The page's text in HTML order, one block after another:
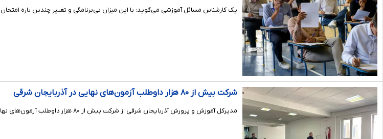
یک کارشناس مسائل آموزشی می‌گوید: با این میزان بی‌برنامگی و تغییر چندین باره
شرکت بیش از ۸۰ هزار داوطلب آزمون‌های نهایی در آذربایجان شرقی
مدیرکل آموزش و پرورش آذربایجان شرقی از شرکت بیش از ۸۰ هزار داوطلب آزمون‌های نهایی در استان خبر داد و گفت: تمامی ظرفیت‌های استان برای برگزاری هرچه بهتر این آزمون‌ها مهیا است.